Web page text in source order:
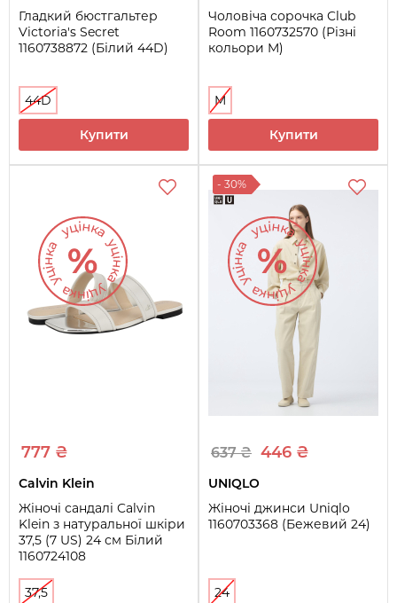
Гладкий бюстгальтер
Victoria's Secret
1160738872 (Білий 44D)
44D
Купити
Чоловіча сорочка Club
Room 1160732570 (Різні
кольори M)
M
Купити
777 ₴
Calvin Klein
Жіночі сандалі Calvin
Klein з натуральної шкіри
37,5 (7 US) 24 см Білий
1160724108
37,5
- 30%
637 ₴ 446 ₴
UNIQLO
Жіночі джинси Uniqlo
1160703368 (Бежевий 24)
24